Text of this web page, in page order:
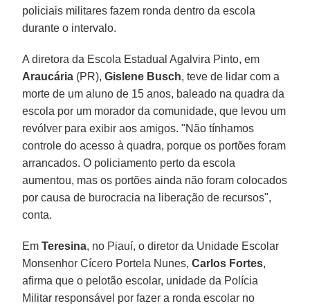
policiais militares fazem ronda dentro da escola
durante o intervalo.
A diretora da Escola Estadual Agalvira Pinto, em
Araucária (PR),Gislene Busch, teve de lidar com a
morte de um aluno de 15 anos, baleado na quadra da
escola por um morador da comunidade, que levou um
revólver para exibir aos amigos. "Não tínhamos
controle do acesso à quadra, porque os portões foram
arrancados. O policiamento perto da escola
aumentou, mas os portões ainda não foram colocados
por causa de burocracia na liberação de recursos",
conta.
EmTeresina, no Piauí, o diretor da Unidade Escolar
Monsenhor Cícero Portela Nunes,Carlos Fortes,
afirma que o pelotão escolar, unidade da Polícia
Militar responsável por fazer a ronda escolar no